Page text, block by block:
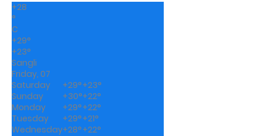
+28
°
C
+29°
+23°
Sangli
Friday, 07
Saturday
+29°+23°
Sunday
+30°+22°
Monday
+29°+22°
Tuesday
+29°+21°
Wednesday+28°+22°